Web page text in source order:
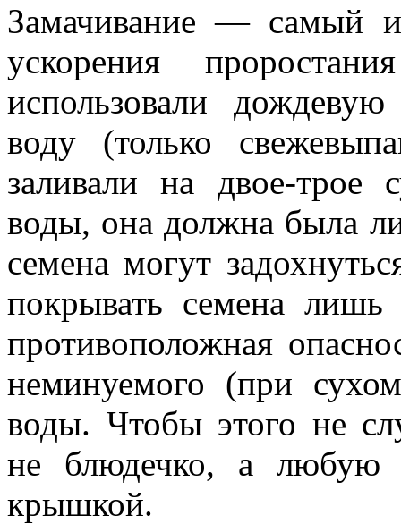
Замачивание — самый
ускорения
использовали
воду (только
заливали на двое-трое
воды, она должна была
семена могут
покрывать семена
противоположная
неминуемого (при
воды. Чтобы этого не
не блюдечко, а любую
крышкой.